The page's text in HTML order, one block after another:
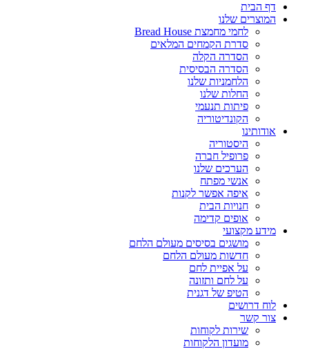
דף הבית
המוצרים שלנו
לחמי מחמצת Bread House
סדרת הקמחים המלאים
הסדרה הקלה
הסדרה הבסיסית
הלחמניות שלנו
החלות שלנו
פיתות תנעמי
הקונדיטוריה
אודותינו
היסטוריה
פרופיל חברה
הערכים שלנו
אנשי מפתח
איפה אפשר לקנות
חנויות הבית
אופים קדימה
מידע מקצועי
מושגים בסיסים מעולם הלחם
חדשות מעולם הלחם
על אפיית לחם
על לחם ותזונה
הטיפ של דגנית
לוח דרושים
צור קשר
שירות לקוחות
מועדון הלקוחות